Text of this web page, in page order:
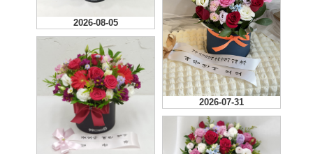
2026-08-05
2026-08-04
2026-08-04
2026-07-31